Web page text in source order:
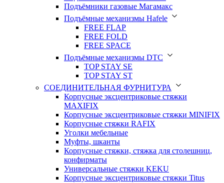
Подъёмники газовые Магамакс
Подъёмные механизмы Hafele
FREE FLAP
FREE FOLD
FREE SPACE
Подъёмные механизмы DTC
TOP STAY SE
TOP STAY ST
СОЕДИНИТЕЛЬНАЯ ФУРНИТУРА
Корпусные эксцентриковые стяжки
MAXIFIX
Корпусные эксцентриковые стяжки MINIFIX
Корпусные стяжки RAFIX
Уголки мебельные
Муфты, шканты
Корпусные стяжки, стяжка для столешниц,
конфирматы
Универсальные стяжки KEKU
Корпусные эксцентриковые стяжки Titus